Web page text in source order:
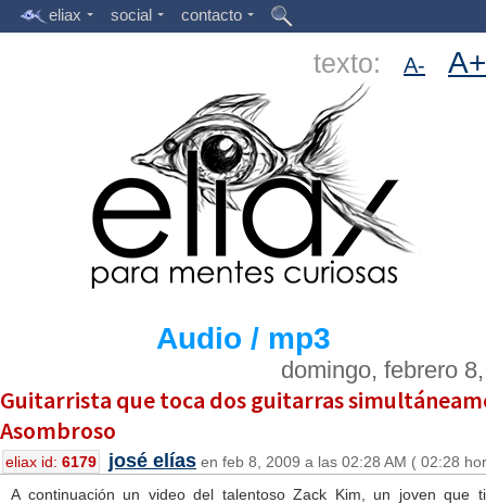
eliax social contacto
texto: A- A+
Audio / mp3
domingo, febrero
Guitarrista que toca dos guitarras
Asombroso
eliax id: 6179 josé elías en feb 8, 2009 a las 02:28 AM ( 02:28
A continuación un video del talentoso Zack Kim, un joven que